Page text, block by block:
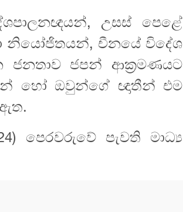
උසස් පෙළේ
නියෝජිතයන්, චීනයේ විදේශ
ජනතාව ජපන් ආක්‍රමණයට
හෝ ඔවුන්ගේ ඥාතීන් එම
පෙරවරුවේ පැවති මාධ්‍ය